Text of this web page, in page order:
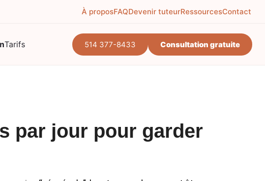
À proposFAQDevenir tuteurRessourcesContact
Tarifs 514 377-8433 Consultation gratuite
par jour pour garder